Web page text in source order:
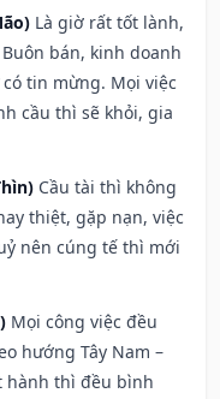
Là giờ rất tốt lành,
bán, kinh doanh
tin mừng. Mọi việc
cầu thì sẽ khỏi, gia
Cầu tài thì không
thiệt, gặp nạn, việc
nên cúng tế thì mới
Mọi công việc đều
hướng Tây Nam –
hành thì đều bình